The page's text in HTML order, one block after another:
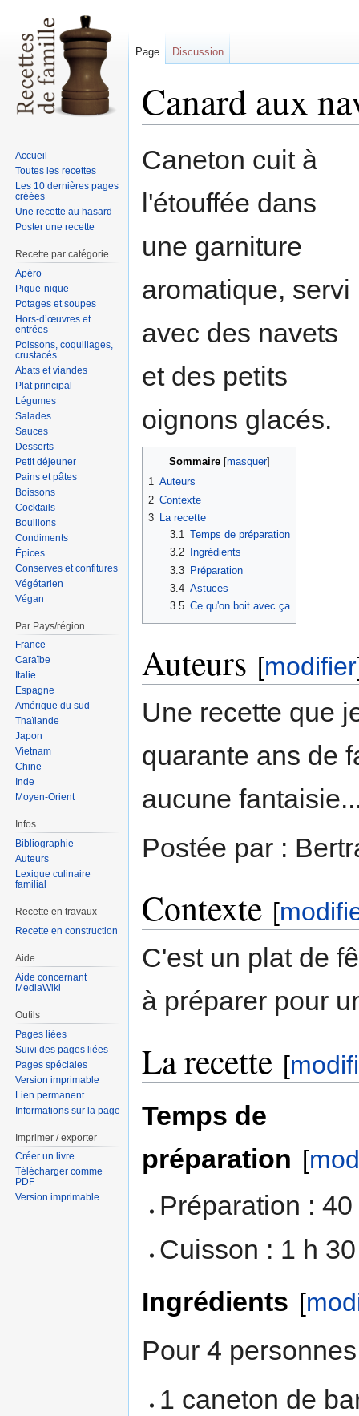
Canard aux
à
navigation
à
recherche
Caneton cuit à
l'étouffée dans
une garniture
aromatique, servi
avec des navets
et des petits
oignons glacés.
Sommaire
1 Auteurs
2 Contexte
3 La recette
3.1 Temps de préparation
3.2
Ingrédients
3.3
Préparation
3.4 Astuces
3.5 Ce qu'on boit avec ça
Auteurs [modifier
Une recette que
quarante ans de
aucune
Postée par :
Contexte [
C'est un plat de
à préparer pour
La recette [
Temps de
préparation [
Préparation :
Cuisson : 1 h
Ingrédients [
Pour 4
1 caneton de
Page Discussion
Accueil
Toutes les recettes
Les 10 dernières pages
créées
Une recette au hasard
Poster une recette
Recette par catégorie
Apéro
Pique-nique
Potages et soupes
Hors-d’œuvres et
entrées
Poissons, coquillages,
crustacés
Abats et viandes
Plat principal
Légumes
Salades
Sauces
Desserts
Petit déjeuner
Pains et pâtes
Boissons
Cocktails
Bouillons
Condiments
Épices
Conserves et confitures
Végétarien
Végan
Par Pays/région
France
Caraïbe
Italie
Espagne
Amérique du sud
Thaïlande
Japon
Vietnam
Chine
Inde
Moyen-Orient
Infos
Bibliographie
Auteurs
Lexique culinaire
familial
Recette en travaux
Recette en construction
Aide
Aide concernant
MediaWiki
Outils
Pages liées
Suivi des pages liées
Pages spéciales
Version imprimable
Lien permanent
Informations sur la page
Imprimer / exporter
Créer un livre
Télécharger comme
PDF
Version imprimable